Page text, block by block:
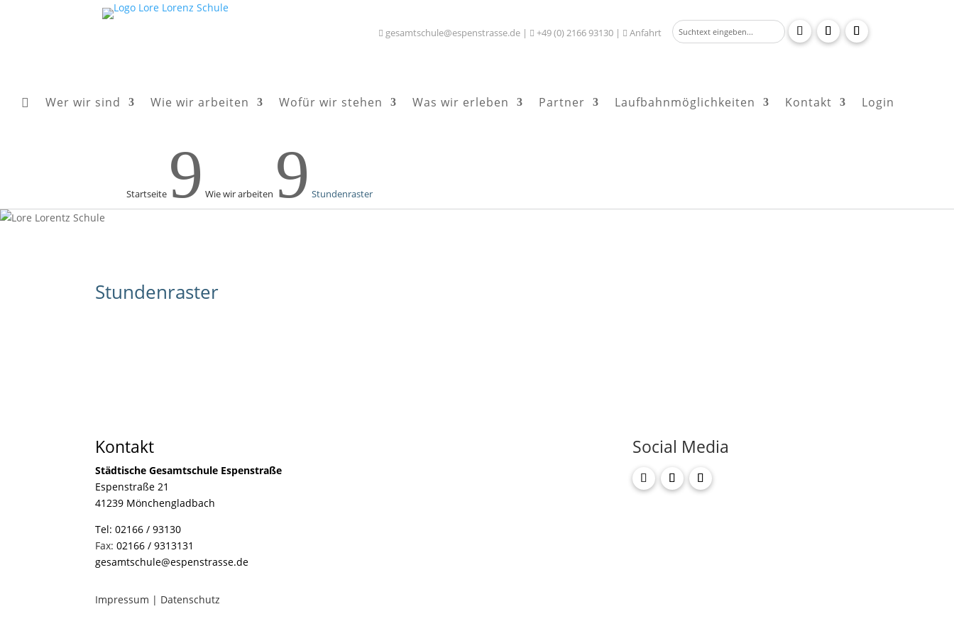
 gesamtschule@espenstrasse.de |  +49 (0) 2166 93130 |  Anfahrt
 Wer wir sind Wie wir arbeiten Wofür wir stehen Was wir erleben Partner Laufbahnmöglichkeiten Kontakt Login
Startseite 9 Wie wir arbeiten 9 Stundenraster
Stundenraster
Kontakt
Städtische Gesamtschule Espenstraße
Espenstraße 21
41239 Mönchengladbach
Tel:02166 / 93130
Fax:02166 / 9313131
gesamtschule@espenstrasse.de
Impressum | Datenschutz
Social Media